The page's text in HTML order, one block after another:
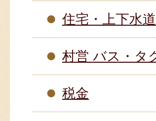
住宅・上下水道
村営 バス・タ
税金